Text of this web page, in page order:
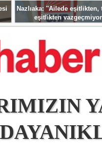
Nazlıaka: ''Ailede eşitlikten,
eşitlikten